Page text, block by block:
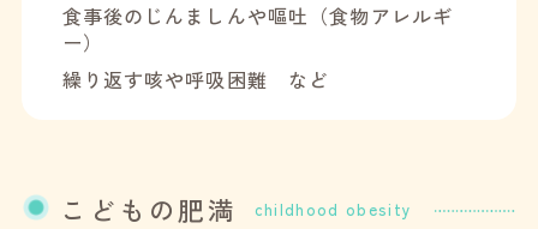
食事後のじんましんや嘔吐 （食物アレルギ
ー）
繰り返す咳や呼吸困難 など
こどもの肥満 childhood obesity